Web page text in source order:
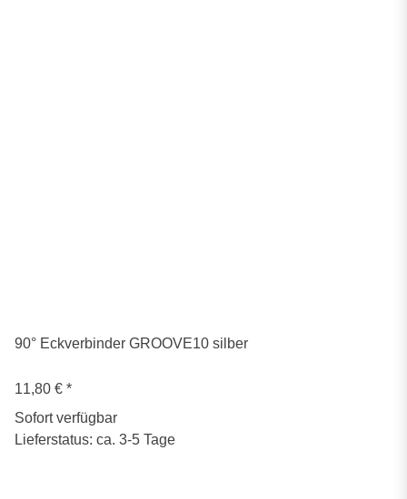
90° Eckverbinder GROOVE10 silber
11,80 € *
Sofort verfügbar
Lieferstatus: ca. 3-5 Tage